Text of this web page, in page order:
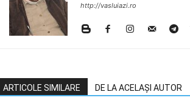
http://vasluiazi.ro
ARTICOLE SIMILARE DE LA ACELAȘI AUTOR